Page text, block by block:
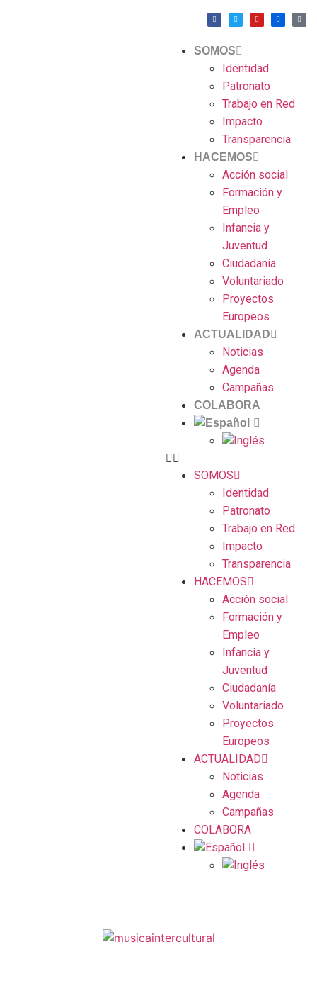
SOMOS
Identidad
Patronato
Trabajo en Red
Impacto
Transparencia
HACEMOS
Acción social
Formación y
Empleo
Infancia y
Juventud
Ciudadanía
Voluntariado
Proyectos
Europeos
ACTUALIDAD
Noticias
Agenda
Campañas
COLABORA
SOMOS
Identidad
Patronato
Trabajo en Red
Impacto
Transparencia
HACEMOS
Acción social
Formación y
Empleo
Infancia y
Juventud
Ciudadanía
Voluntariado
Proyectos
Europeos
ACTUALIDAD
Noticias
Agenda
Campañas
COLABORA